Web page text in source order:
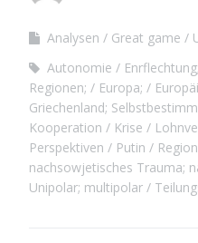
Analysen Great game
Autonomie
Regionen;
Europa;
Griechenland;
Kooperation
Krise
Perspektiven
Putin
nachsowjetisches Trauma;
Unipolar; multipolar